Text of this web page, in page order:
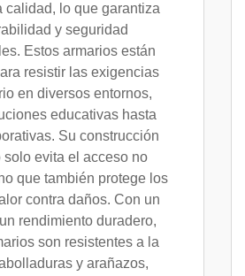
calidad, lo que garantiza
y seguridad
Estos armarios están
resistir las exigencias
en diversos entornos,
educativas hasta
Su construcción
solo evita el acceso no
que también protege los
contra daños. Con un
rendimiento duradero,
son resistentes a la
y arañazos,